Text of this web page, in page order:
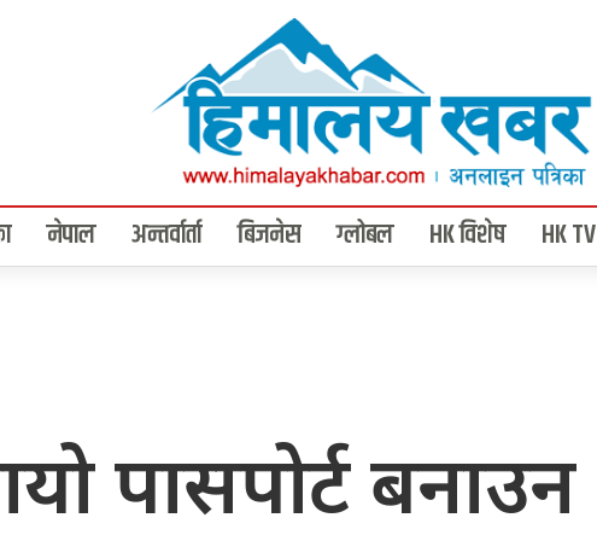
नेपाल अन्तर्वार्ता बिजनेस ग्लोबल HK विशेष HK TV
पासपोर्ट बनाउन